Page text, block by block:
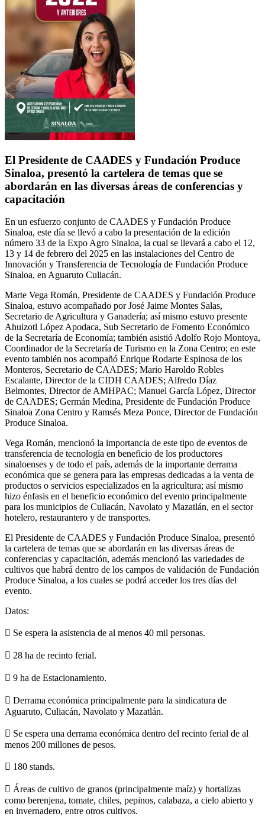
El Presidente de CAADES y Fundación Produce
Sinaloa, presentó la cartelera de temas que se
abordarán en las diversas áreas de conferencias y
capacitación
En un esfuerzo conjunto de CAADES y Fundación Produce
Sinaloa, este día se llevó a cabo la presentación de la edición
número 33 de la Expo Agro Sinaloa, la cual se llevará a cabo el 12,
13 y 14 de febrero del 2025 en las instalaciones del Centro de
Innovación y Transferencia de Tecnología de Fundación Produce
Sinaloa, en Aguaruto Culiacán.
Marte Vega Román, Presidente de CAADES y Fundación Produce
Sinaloa, estuvo acompañado porJosé Jaime Montes Salas,
Secretario de Agricultura y Ganadería; así mismo estuvo presente
Ahuizotl López Apodaca, Sub Secretario de Fomento Económico
de la Secretaría de Economía; también asistióAdolfo Rojo Montoya,
Coordinador de la Secretaría de Turismo en la Zona Centro; en este
evento también nos acompañó Enrique Rodarte Espinosa de los
Monteros, Secretario de CAADES; Mario Haroldo Robles
Escalante, Director de la CIDH CAADES; Alfredo Díaz
Belmontes, Director de AMHPAC; Manuel García López, Director
de CAADES; Germán Medina, Presidente de Fundación Produce
Sinaloa Zona Centro y Ramsés Meza Ponce, Director de Fundación
Produce Sinaloa.
Vega Román, mencionó la importancia de este tipo de eventos de
transferencia de tecnología en beneficio de los productores
sinaloenses y de todo el país, además de la importante derrama
económica que se genera para las empresas dedicadas a la venta de
productos o servicios especializados en la agricultura; así mismo
hizo énfasis en el beneficio económico del evento principalmente
para los municipios de Culiacán, Navolato y Mazatlán, en el sector
hotelero, restaurantero y de transportes.
El Presidente de CAADES y Fundación Produce Sinaloa, presentó
la cartelera de temas que se abordarán en las diversas áreas de
conferencias y capacitación, además mencionó las variedades de
cultivos que habrá dentro de los campos de validación de Fundación
Produce Sinaloa, a los cuales se podrá acceder los tres días del
evento.
Datos:
 Se espera la asistencia de al menos 40 mil personas.
 28 ha de recinto ferial.
 9 ha de Estacionamiento.
 Derrama económica principalmente para la sindicatura de
Aguaruto, Culiacán, Navolato y Mazatlán.
 Se espera una derrama económica dentro del recinto ferial de al
menos 200 millones de pesos.
 180 stands.
 Áreas de cultivo de granos (principalmente maíz) y hortalizas
como berenjena, tomate, chiles, pepinos, calabaza, a cielo abierto y
en invernadero, entre otros cultivos.